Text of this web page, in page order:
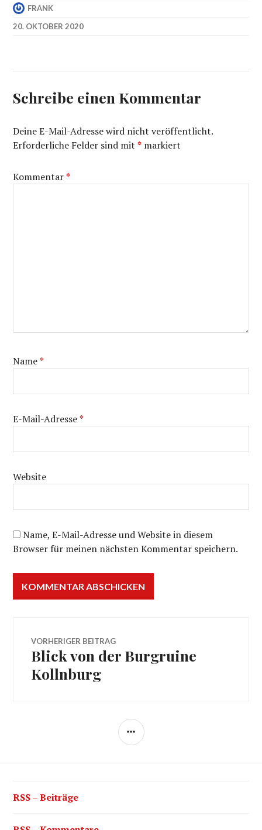
FRANK
20. OKTOBER 2020
Schreibe einen Kommentar
Deine E-Mail-Adresse wird nicht veröffentlicht.
Erforderliche Felder sind mit* markiert
Kommentar*
Name*
E-Mail-Adresse*
Website
Name, E-Mail-Adresse und Website in diesem
Browser für meinen nächsten Kommentar speichern.
Beitragsnavigation
VORHERIGER BEITRAG
Vorheriger
Beitrag:
Blick von der Burgruine
Kollnburg
SEITENLEISTE
RSS – Beiträge